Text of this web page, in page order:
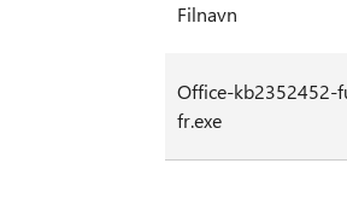
Filnavn
Office-kb2352452-
fr.exe